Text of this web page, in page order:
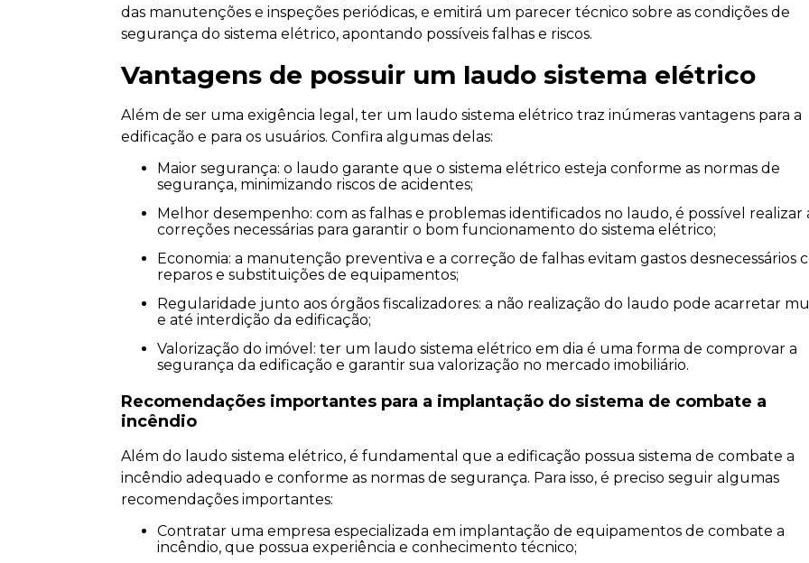
das manutenções e inspeções periódicas, e emitirá um parecer técnico sobre as condições de
segurança do sistema elétrico, apontando possíveis falhas e riscos.
Vantagens de possuir um laudo sistema elétrico
Além de ser uma exigência legal, ter um laudo sistema elétrico traz inúmeras vantagens para a
edificação e para os usuários. Confira algumas delas:
Maior segurança: o laudo garante que o sistema elétrico esteja conforme as normas de
segurança, minimizando riscos de acidentes;
Melhor desempenho: com as falhas e problemas identificados no laudo, é possível realizar as
correções necessárias para garantir o bom funcionamento do sistema elétrico;
Economia: a manutenção preventiva e a correção de falhas evitam gastos desnecessários com
reparos e substituições de equipamentos;
Regularidade junto aos órgãos fiscalizadores: a não realização do laudo pode acarretar multas
e até interdição da edificação;
Valorização do imóvel: ter um laudo sistema elétrico em dia é uma forma de comprovar a
segurança da edificação e garantir sua valorização no mercado imobiliário.
Recomendações importantes para a implantação do sistema de combate a
incêndio
Além do laudo sistema elétrico, é fundamental que a edificação possua sistema de combate a
incêndio adequado e conforme as normas de segurança. Para isso, é preciso seguir algumas
recomendações importantes:
Contratar uma empresa especializada em implantação de equipamentos de combate a
incêndio, que possua experiência e conhecimento técnico;